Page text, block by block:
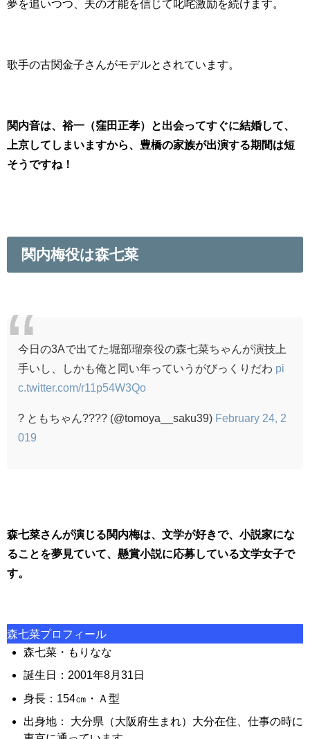
夢を追いつつ、夫の才能を信じて叱咤激励を続けます。
歌手の古関金子さんがモデルとされています。
関内音は、裕一（窪田正孝）と出会ってすぐに結婚して、
上京してしまいますから、豊橋の家族が出演する期間は短
そうですね！
関内梅役は森七菜
今日の3Aで出てた堀部瑠奈役の森七菜ちゃんが演技上
手いし、しかも俺と同い年っていうがびっくりだわ pi
c.twitter.com/r11p54W3Qo
? ともちゃん???? (@tomoya__saku39) February 24, 2
019
森七菜さんが演じる関内梅は、文学が好きで、小説家にな
ることを夢見ていて、懸賞小説に応募している文学女子で
す。
森七菜プロフィール
森七菜・もりなな
誕生日：2001年8月31日
身長：154㎝・Ａ型
出身地： 大分県（大阪府生まれ）大分在住、仕事の時に